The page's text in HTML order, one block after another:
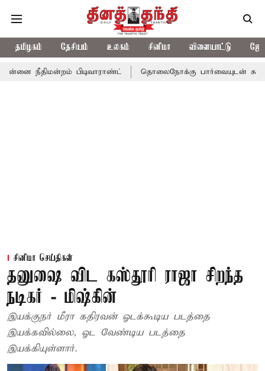
தமிழகம் தேசியம் உலகம் சினிமா விளையாட்டு
பிடிவாராண்ட் தொலைநோக்கு பார்வையுடன் கூடிய வேளாண்
சினிமா செய்திகள்
தனுஷை விட கஸ்தூரி ராஜா சிறந்த
நடிகர் - மிஷ்கின்
இயக்குநர் மீரா கதிரவன் ஓடக்கூடிய படத்தை
இயக்கவில்லை, ஓட வேண்டிய படத்தை
இயக்கியுள்ளார்.